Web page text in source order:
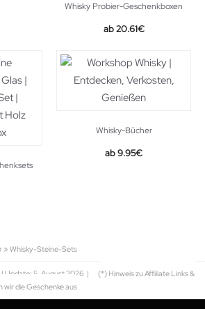
Whisky Probier-Geschenkboxen
Original
was:
26.99€.
20.61€Current
is:
20.61€.
Whisky-Bücher
9.95€
» Whisky-Steine-Sets
| Update: 5. August 2026 |
(*) Hinweis zu Affiliate Links &
wir die Geschenke aus